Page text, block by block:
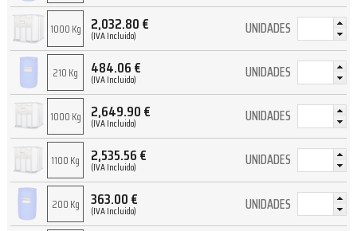
1000 Kg 2,032.80€
(IVA Incluido) UNIDADES
210 Kg 484.06€
(IVA Incluido) UNIDADES
1000 Kg 2,649.90€
(IVA Incluido) UNIDADES
1100 Kg 2,535.56€
(IVA Incluido) UNIDADES
200 Kg 363.00€
(IVA Incluido) UNIDADES